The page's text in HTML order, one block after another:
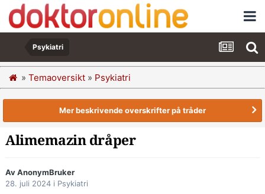
Psykiatri
» Temaoversikt » Psykiatri
Mer beskrivende overskrifter på tråder
Alimemazin dråper
Av AnonymBruker
28. juli 2024 i Psykiatri